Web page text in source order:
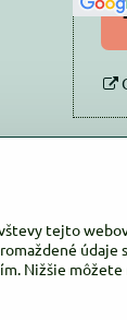
tejto
údaje
Nižšie